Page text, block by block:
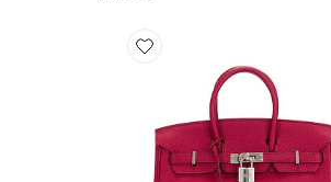
Favorite SAC À MAIN HERMES